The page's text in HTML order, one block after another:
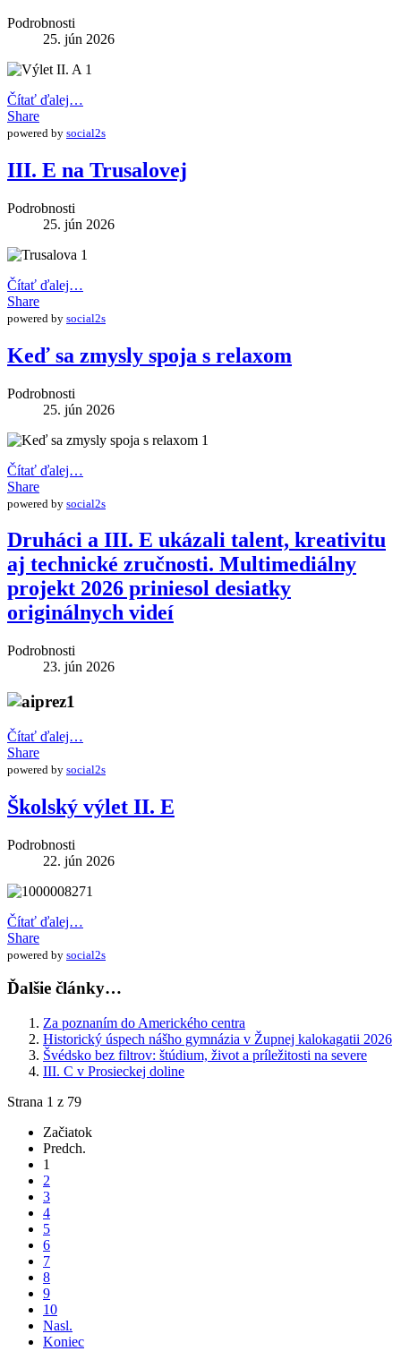
Podrobnosti
25. jún 2026
Čítať ďalej…
Share
powered by social2s
III. E na Trusalovej
Podrobnosti
25. jún 2026
Čítať ďalej…
Share
powered by social2s
Keď sa zmysly spoja s relaxom
Podrobnosti
25. jún 2026
Čítať ďalej…
Share
powered by social2s
Druháci a III. E ukázali talent, kreativitu
aj technické zručnosti. Multimediálny
projekt 2026 priniesol desiatky
originálnych videí
Podrobnosti
23. jún 2026
Čítať ďalej…
Share
powered by social2s
Školský výlet II. E
Podrobnosti
22. jún 2026
Čítať ďalej…
Share
powered by social2s
Ďalšie články…
Za poznaním do Amerického centra
Historický úspech nášho gymnázia v Župnej kalokagatii 2026
Švédsko bez filtrov: štúdium, život a príležitosti na severe
III. C v Prosieckej doline
Strana 1 z 79
Začiatok
Predch.
1
2
3
4
5
6
7
8
9
10
Nasl.
Koniec